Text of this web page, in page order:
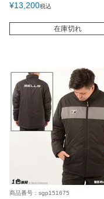
¥13,200税込
在庫切れ
商品番号：sgp151675